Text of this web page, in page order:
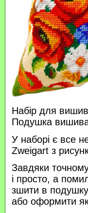
Набір для
Подушка
У наборі є все
Zweigart з
Завдяки
і просто, а
зшити в
або оформити